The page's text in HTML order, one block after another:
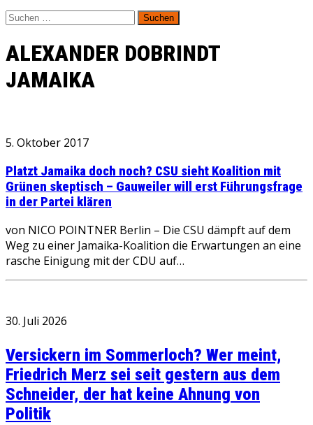
Suchen
nach:
ALEXANDER DOBRINDT
JAMAIKA
5. Oktober 2017
Platzt Jamaika doch noch? CSU sieht Koalition mit
Grünen skeptisch – Gauweiler will erst Führungsfrage
in der Partei klären
von NICO POINTNER Berlin – Die CSU dämpft auf dem
Weg zu einer Jamaika-Koalition die Erwartungen an eine
rasche Einigung mit der CDU auf…
30. Juli 2026
Versickern im Sommerloch? Wer meint,
Friedrich Merz sei seit gestern aus dem
Schneider, der hat keine Ahnung von
Politik